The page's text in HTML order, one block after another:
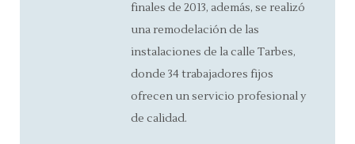
finales de 2013, además, se realizó
una remodelación de las
instalaciones de la calle Tarbes,
donde 34 trabajadores fijos
ofrecen un servicio profesional y
de calidad.